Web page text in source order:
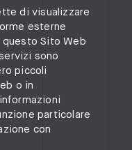
di visualizzare
esterne
Sito Web
sono
piccoli
o in
particolare
con